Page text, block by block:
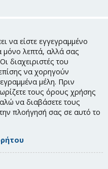
να είστε εγγεγραμμένο
μόνο λεπτά, αλλά σας
διαχειριστές του
να χορηγούν
μέλη. Πριν
τους όρους χρήσης
να διαβάσετε τους
πλοήγησή σας σε αυτό το